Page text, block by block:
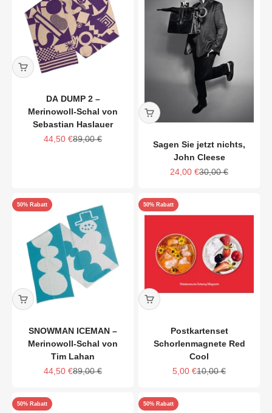
DA DUMP 2 –
Merinowoll-Schal von
Sebastian Haslauer
Angebot
44,50 €Regulärer Preis
89,00 €
Sagen Sie jetzt nichts,
John Cleese
Angebot
24,00 €Regulärer Preis
30,00 €
50% Rabatt
SNOWMAN ICEMAN –
Merinowoll-Schal von
Tim Lahan
Angebot
44,50 €Regulärer Preis
89,00 €
50% Rabatt
Postkartenset
Schorlenmagnete Red
Cool
Angebot
5,00 €Regulärer Preis
10,00 €
50% Rabatt 50% Rabatt